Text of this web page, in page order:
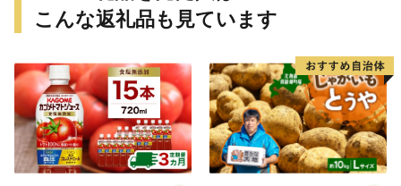
おかず さつまいも 国産 人気
糖度 産地直送 農家直送 数量
ッチーのおみかん畑
ツ おかず さつまいも 国産 人
気 糖度 産地直送 農家直送 数
町 ミッチーのおみかん畑
こんな返礼品も見ています